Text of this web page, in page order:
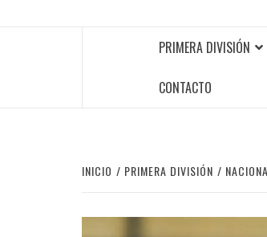
PRIMERA DIVISIÓN
CONTACTO
INICIO PRIMERA DIVISIÓN